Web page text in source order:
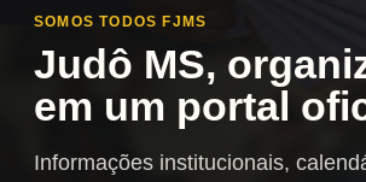
SOMOS TODOS FJMS
Judô MS,
em um portal
Informações institucionais,